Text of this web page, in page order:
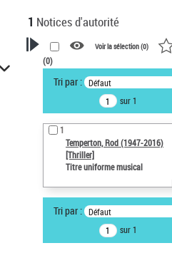
1 Notices d'autorité
VOTRE RECHERCHE
Recherche avancée dans les
notices d’autorité
Œuvres liées à l'auteur :
Temperton, Rod (1947-2016)
Auteur d’œuvre
Temperton, Rod (1947-2016)
Type de notice d'autorité
Voir la sélection (0)
(0)
Tri par : Défaut
sur 1
1
Temperton, Rod (1947-2016)
[Thriller]
Titre uniforme musical
Tri par : Défaut
sur 1